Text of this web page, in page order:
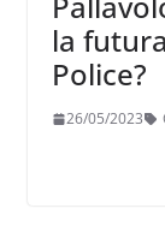
la
Police?
26/05/2023